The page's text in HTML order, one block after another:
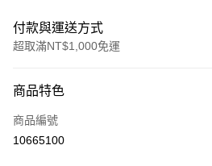
付款與運送方式
超取滿NT$1,000免運
信用卡一次付款
信用卡分期付款
商品特色
商品編號
10665100